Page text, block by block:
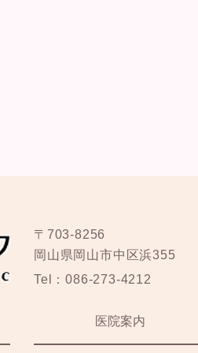
〒703-8256
岡山県岡山市中区浜355
Tel：086-273-4212
医院案内